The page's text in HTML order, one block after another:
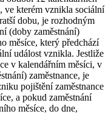
ve kterém vznikla sociální
dobu, je rozhodným
(doby zaměstnání)
měsíce, který předchází
událost vznikla. Jestliže
v kalendářním měsíci, v
zaměstnance, je
pojištění zaměstnance
a pokud zaměstnání
měsíce, do dne,